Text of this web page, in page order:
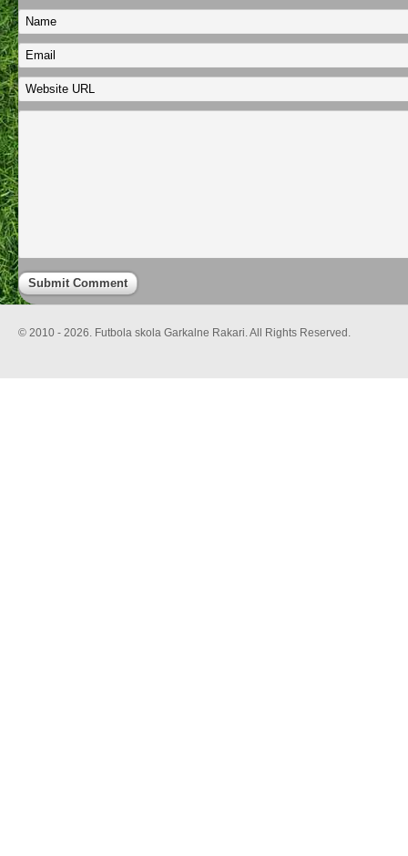
© 2010 - 2026. Futbola skola Garkalne Rakari. All Rights Reserved.